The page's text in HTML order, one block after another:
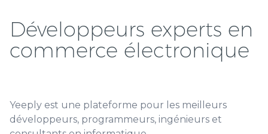
Développeurs experts en
commerce électronique
Yeeply est une plateforme pour les meilleurs
développeurs, programmeurs, ingénieurs et